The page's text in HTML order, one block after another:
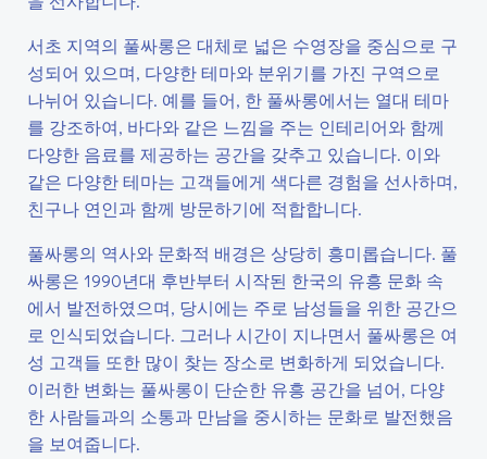
서초 지역의 풀싸롱은 대체로 넓은 수영장을 중심으로 구
성되어 있으며, 다양한 테마와 분위기를 가진 구역으로
나뉘어 있습니다. 예를 들어, 한 풀싸롱에서는 열대 테마
를 강조하여, 바다와 같은 느낌을 주는 인테리어와 함께
다양한 음료를 제공하는 공간을 갖추고 있습니다. 이와
같은 다양한 테마는 고객들에게 색다른 경험을 선사하며,
친구나 연인과 함께 방문하기에 적합합니다.
풀싸롱의 역사와 문화적 배경은 상당히 흥미롭습니다. 풀
싸롱은 1990년대 후반부터 시작된 한국의 유흥 문화 속
에서 발전하였으며, 당시에는 주로 남성들을 위한 공간으
로 인식되었습니다. 그러나 시간이 지나면서 풀싸롱은 여
성 고객들 또한 많이 찾는 장소로 변화하게 되었습니다.
이러한 변화는 풀싸롱이 단순한 유흥 공간을 넘어, 다양
한 사람들과의 소통과 만남을 중시하는 문화로 발전했음
을 보여줍니다.